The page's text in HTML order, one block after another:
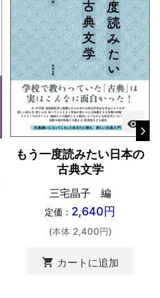
visibility
もう一度読みたい日本の
古典文学
三宅晶子 編
定価： 2,640円
(本体 2,400円)
shopping_cart カートに追加